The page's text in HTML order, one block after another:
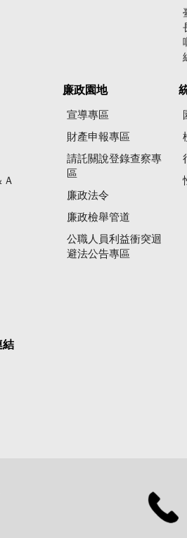
廉政園地
宣導專區
財產申報專區
請託關說登錄查察專
區
廉政法令
廉政檢舉管道
公職人員利益衝突迴
避法公告專區
結